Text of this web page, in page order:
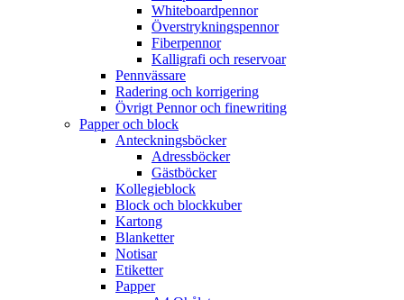
Whiteboardpennor
Överstrykningspennor
Fiberpennor
Kalligrafi och reservoar
Pennvässare
Radering och korrigering
Övrigt Pennor och finewriting
Papper och block
Anteckningsböcker
Adressböcker
Gästböcker
Kollegieblock
Block och blockkuber
Kartong
Blanketter
Notisar
Etiketter
Papper